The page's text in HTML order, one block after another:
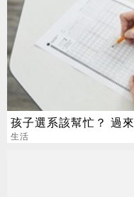
孩子選系該幫忙？ 過
生活